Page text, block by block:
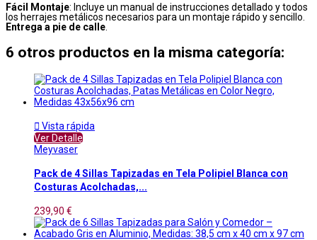
Fácil Montaje: Incluye un manual de instrucciones detallado y todos
los herrajes metálicos necesarios para un montaje rápido y sencillo.
Entrega a pie de calle
6 otros productos en la misma categoría:
 Vista rápida
Ver Detalle
Meyvaser
Pack de 4 Sillas Tapizadas en Tela Polipiel Blanca con
Costuras Acolchadas,...
239,90 €